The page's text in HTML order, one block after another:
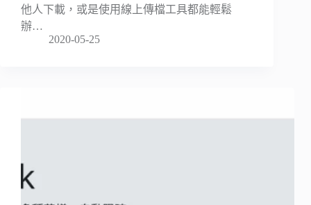
他人下載，或是使用線上傳檔工具都能輕鬆
辦…
2020-05-25